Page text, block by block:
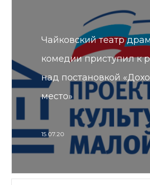
Чайковский театр
комедии приступил к
над постановкой
место»
15.07.20